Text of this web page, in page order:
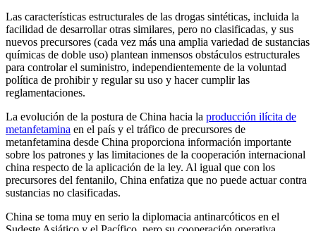
Las características estructurales de las drogas sintéticas, incluida la
facilidad de desarrollar otras similares, pero no clasificadas, y sus
nuevos precursores (cada vez más una amplia variedad de sustancias
químicas de doble uso) plantean inmensos obstáculos estructurales
para controlar el suministro, independientemente de la voluntad
política de prohibir y regular su uso y hacer cumplir las
reglamentaciones.
La evolución de la postura de China hacia la producción ilícita de
metanfetamina en el país y el tráfico de precursores de
metanfetamina desde China proporciona información importante
sobre los patrones y las limitaciones de la cooperación internacional
china respecto de la aplicación de la ley. Al igual que con los
precursores del fentanilo, China enfatiza que no puede actuar contra
sustancias no clasificadas.
China se toma muy en serio la diplomacia antinarcóticos en el